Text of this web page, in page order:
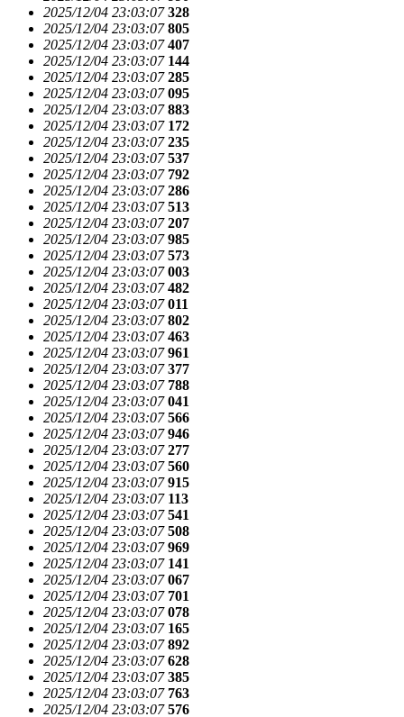
2025/12/04 23:03:07 328
2025/12/04 23:03:07 805
2025/12/04 23:03:07 407
2025/12/04 23:03:07 144
2025/12/04 23:03:07 285
2025/12/04 23:03:07 095
2025/12/04 23:03:07 883
2025/12/04 23:03:07 172
2025/12/04 23:03:07 235
2025/12/04 23:03:07 537
2025/12/04 23:03:07 792
2025/12/04 23:03:07 286
2025/12/04 23:03:07 513
2025/12/04 23:03:07 207
2025/12/04 23:03:07 985
2025/12/04 23:03:07 573
2025/12/04 23:03:07 003
2025/12/04 23:03:07 482
2025/12/04 23:03:07 011
2025/12/04 23:03:07 802
2025/12/04 23:03:07 463
2025/12/04 23:03:07 961
2025/12/04 23:03:07 377
2025/12/04 23:03:07 788
2025/12/04 23:03:07 041
2025/12/04 23:03:07 566
2025/12/04 23:03:07 946
2025/12/04 23:03:07 277
2025/12/04 23:03:07 560
2025/12/04 23:03:07 915
2025/12/04 23:03:07 113
2025/12/04 23:03:07 541
2025/12/04 23:03:07 508
2025/12/04 23:03:07 969
2025/12/04 23:03:07 141
2025/12/04 23:03:07 067
2025/12/04 23:03:07 701
2025/12/04 23:03:07 078
2025/12/04 23:03:07 165
2025/12/04 23:03:07 892
2025/12/04 23:03:07 628
2025/12/04 23:03:07 385
2025/12/04 23:03:07 763
2025/12/04 23:03:07 576